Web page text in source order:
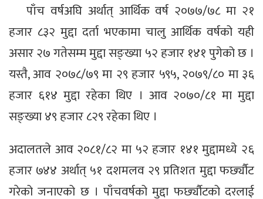
पाँच वर्षअघि अर्थात् आर्थिक वर्ष २०७७/७८ मा २१
हजार ८३२ मुद्दा दर्ता भएकामा चालु आर्थिक वर्षको यही
असार २७ गतेसम्म मुद्दा सङ्ख्या ५२ हजार १४१ पुगेको छ ।
यस्तै, आव २०७८/७९ मा २९ हजार ५९५, २०७९/८० मा ३६
हजार ६१४ मुद्दा रहेका थिए । आव २०७०/८१ मा मुद्दा
सङ्ख्या ४९ हजार ८२९ रहेका थिए ।
अदालतले आव २०८१/८२ मा ५२ हजार १४१ मुद्दामध्ये २६
हजार ७४४ अर्थात् ५१ दशमलव २९ प्रतिशत मुद्दा फर्छ्यौट
गरेको जनाएको छ । पाँचवर्षको मुद्दा फर्छ्यौटको दरलाई